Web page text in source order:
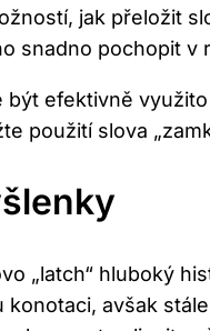
jak přeložit
snadno pochopit v
efektivně
použití slova
„latch“ hluboký
konotaci, avšak